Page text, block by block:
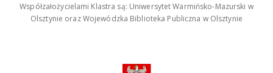
Współzałożycielami Klastra są: Uniwersytet Warmińsko-Mazurski w
Olsztynie oraz Wojewódzka Biblioteka Publiczna w Olsztynie